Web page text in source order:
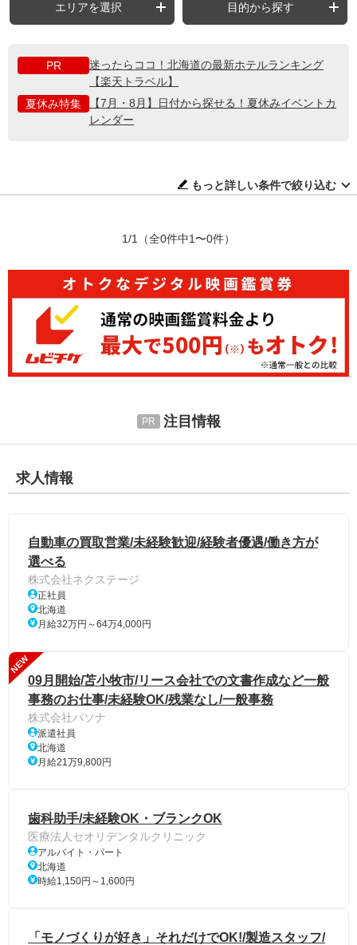
エリアを選択 目的から探す
PR
迷ったらココ！北海道の最新ホテルランキング
【楽天トラベル】
夏休み特集
【7月・8月】日付から探せる！夏休みイベントカ
レンダー
もっと詳しい条件で絞り込む
1/1 （全0件中1〜0件）
注目情報
求人情報
自動車の買取営業/未経験歓迎/経験者優遇/働き方が
選べる
株式会社ネクステージ
正社員
北海道
月給32万円～64万4,000円
NEW
09月開始/苫小牧市/リース会社での文書作成など一般
事務のお仕事/未経験OK/残業なし/一般事務
株式会社パソナ
派遣社員
北海道
月給21万9,800円
歯科助手/未経験OK・ブランクOK
医療法人セオリデンタルクリニック
アルバイト・パート
北海道
時給1,150円～1,600円
「モノづくりが好き」それだけでOK!/製造スタッフ/